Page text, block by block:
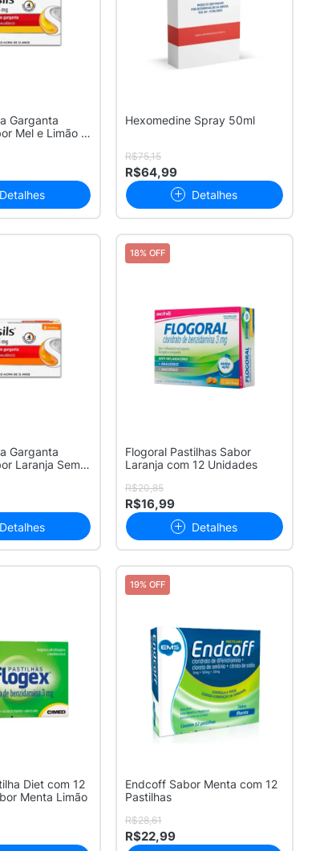
Garganta
Mel e Limão 8
Detalhes
Hexomedine Spray 50ml
R$75,15
R$64,99
Detalhes
Garganta
Laranja Sem
Detalhes
18% OFF
Flogoral Pastilhas Sabor
Laranja com 12 Unidades
R$20,85
R$16,99
Detalhes
Diet com 12
Menta Limão
19% OFF
Endcoff Sabor Menta com 12
Pastilhas
R$28,61
R$22,99